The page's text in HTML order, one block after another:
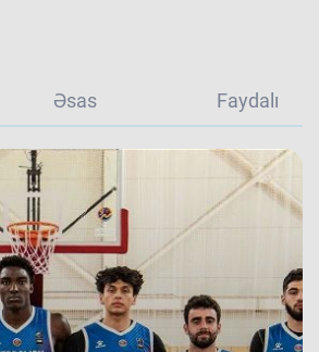
Əsas Faydalı